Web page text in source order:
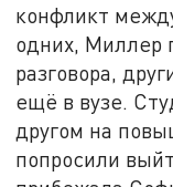
конфликт
одних, Миллер
разговора,
ещё в вузе.
другом на
попросили